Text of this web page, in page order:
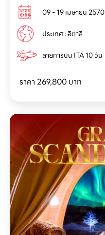
09 - 19 เมษายน 2570
ประเทศ : อิตาลี
สายการบิน ITA 10 วัน
ราคา 269, 800 บาท